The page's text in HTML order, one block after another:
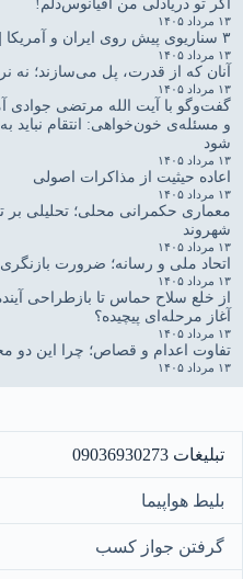
اگر تو دریادلی من اقیانوس‌دلم!
۱۳ مرداد ۱۴۰۵
۳ سناریوی پیش روی ایران و آمریکا | محمدرضا طالبی‌نژاد
۱۳ مرداد ۱۴۰۵
آنان که از قدرت، پل می‌سازند؛ نه
۱۳ مرداد ۱۴۰۵
گفت‌وگو با آیت الله مرتضی جوادی
و مسئله‌ی خون‌خواهی: انتقام نباید
شود
۱۳ مرداد ۱۴۰۵
اعاده حیثیت از مذاکرات اصولی
۱۳ مرداد ۱۴۰۵
معماری حکمرانی محلی؛ تحلیلی بر
شهروند
۱۳ مرداد ۱۴۰۵
اتحاد ملی و رسانه؛ ضرورت
۱۳ مرداد ۱۴۰۵
از خلع سلاح حماس تا بازطراحی
آغاز مرحله‌ای پیچیده؟
۱۳ مرداد ۱۴۰۵
تفاوت اعدام و قصاص؛ چرا این دو
۱۳ مرداد ۱۴۰۵
تبلیغات 09036930273
بلیط هواپیما
گرفتن جواز کسب